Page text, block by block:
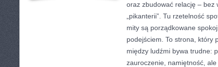
oraz zbudować relację – bez
„pikanterii”. Tu rzetelność
mity są porządkowane
podejściem. To strona, który
między ludźmi bywa trudne:
zauroczenie, namiętność,